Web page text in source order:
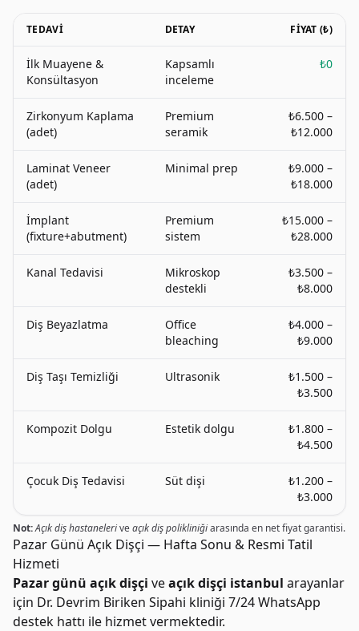
TEDAVI DETAY FIYAT (₺)
İlk Muayene &
Konsültasyon
Kapsamlı
inceleme
₺0
Zirkonyum Kaplama
(adet)
Premium
seramik
₺6.500 –
₺12.000
Laminat Veneer
(adet)
Minimal prep
₺9.000 –
₺18.000
İmplant
(fixture+abutment)
Premium
sistem
₺15.000 –
₺28.000
Kanal Tedavisi
Mikroskop
destekli
₺3.500 –
₺8.000
Diş Beyazlatma
Office
bleaching
₺4.000 –
₺9.000
Diş Taşı Temizliği Ultrasonik
₺1.500 –
₺3.500
Kompozit Dolgu Estetik dolgu
₺1.800 –
₺4.500
Çocuk Diş Tedavisi Süt dişi
₺1.200 –
₺3.000
Not:Açık diş hastaneleriveaçık diş polikliniğiarasında en net fiyat garantisi.
Pazar Günü Açık Dişçi — Hafta Sonu & Resmi Tatil
Hizmeti
Pazar günü açık dişçi veaçık dişçi istanbul arayanlar
için Dr. Devrim Biriken Sipahi kliniği 7/24 WhatsApp
destek hattı ile hizmet vermektedir.